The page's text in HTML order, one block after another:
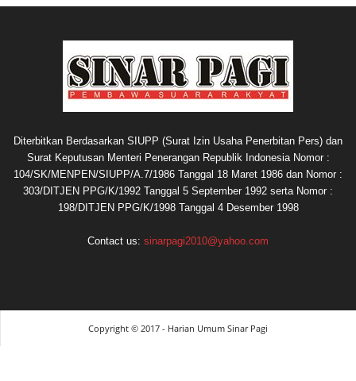
Diterbitkan Berdasarkan SIUPP (Surat Izin Usaha Penerbitan Pers) dan
Surat Keputusan Menteri Penerangan Republik Indonesia Nomor :
104/SK/MENPEN/SIUPP/A.7/1986 Tanggal 18 Maret 1986 dan Nomor :
303/DITJEN PPG/K/1992 Tanggal 5 September 1992 serta Nomor :
198/DITJEN PPG/K/1998 Tanggal 4 Desember 1998
Contact us: sinarpagi2010@yahoo.com
Copyright © 2017 - Harian Umum Sinar Pagi